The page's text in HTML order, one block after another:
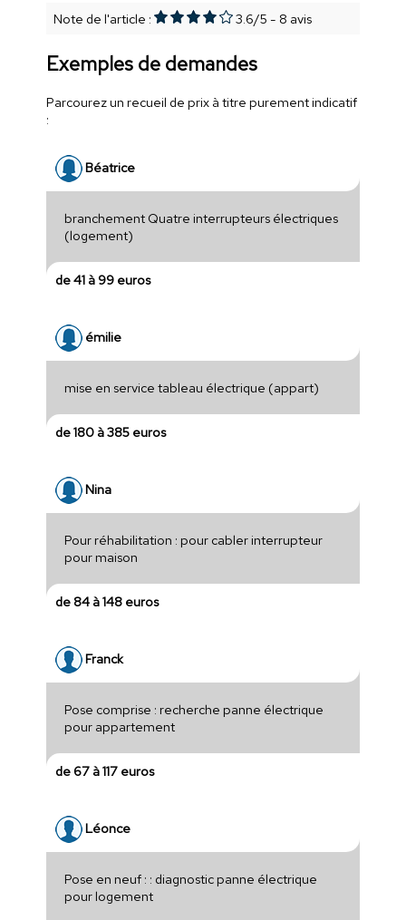
Note de l'article : 3.6/5 - 8 avis
Exemples de demandes
Parcourez un recueil de prix à titre purement indicatif
:
Béatrice
branchement Quatre interrupteurs électriques
(logement)
de 41 à 99 euros
émilie
mise en service tableau électrique (appart)
de 180 à 385 euros
Nina
Pour réhabilitation : pour cabler interrupteur
pour maison
de 84 à 148 euros
Franck
Pose comprise : recherche panne électrique
pour appartement
de 67 à 117 euros
Léonce
Pose en neuf : : diagnostic panne électrique
pour logement